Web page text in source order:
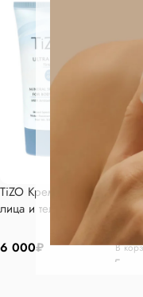
TiZO Крем
лица и тела с оттенком,
6 000₽ В